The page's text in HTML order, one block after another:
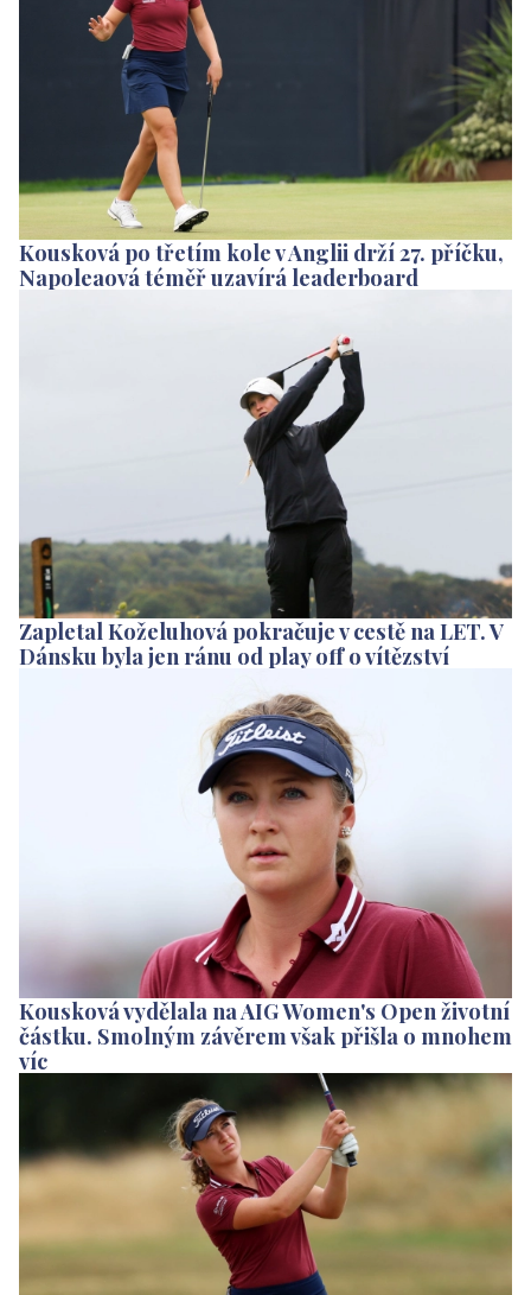
Kousková po třetím kole v Anglii drží 27. příčku,
Napoleaová téměř uzavírá leaderboard
Zapletal Koželuhová pokračuje v cestě na LET. V
Dánsku byla jen ránu od play off o vítězství
Kousková vydělala na AIG Women's Open životní
částku. Smolným závěrem však přišla o mnohem
víc